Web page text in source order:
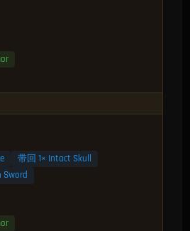
带回 1× Intact Skull
Sword